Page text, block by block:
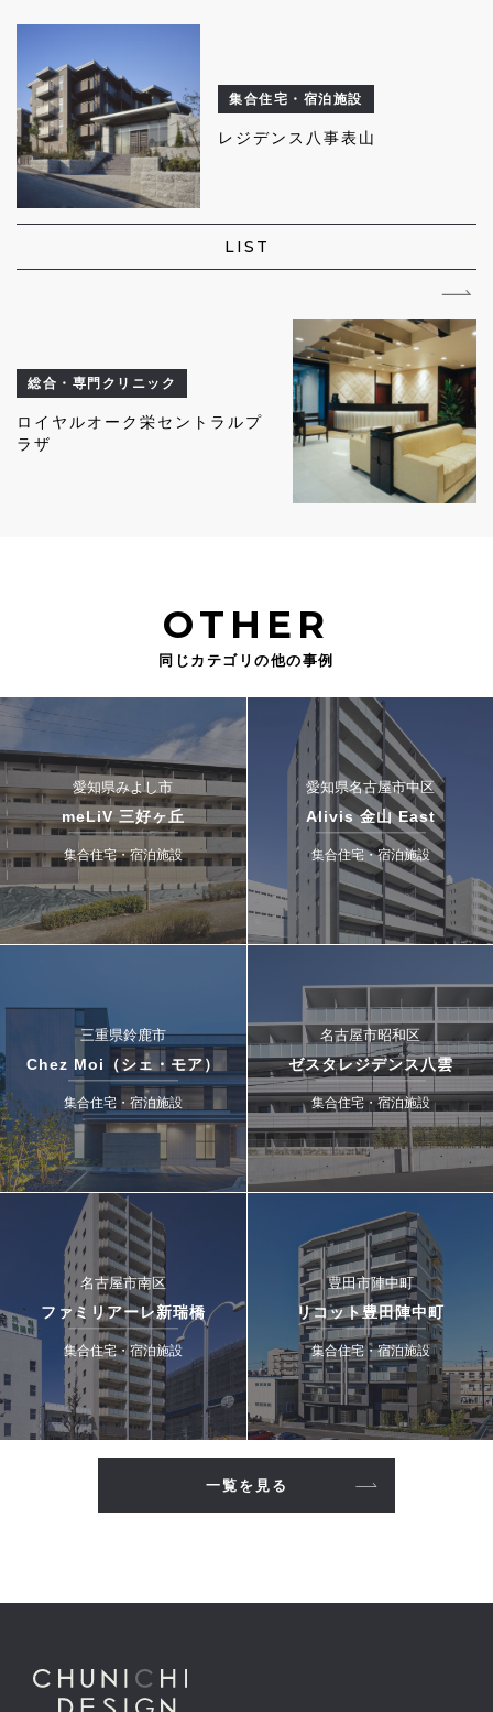
集合住宅・宿泊施設
レジデンス八事表山
LIST
総合・専門クリニック
ロイヤルオーク栄セントラルプ
ラザ
OTHER
同じカテゴリの他の事例
愛知県みよし市
meLiV 三好ヶ丘
集合住宅・宿泊施設
愛知県名古屋市中区
Alivis 金山 East
集合住宅・宿泊施設
三重県鈴鹿市
Chez Moi（シェ・モア）
集合住宅・宿泊施設
名古屋市昭和区
ゼスタレジデンス八雲
集合住宅・宿泊施設
名古屋市南区
ファミリアーレ新瑞橋
集合住宅・宿泊施設
豊田市陣中町
リコット豊田陣中町
集合住宅・宿泊施設
一覧を見る